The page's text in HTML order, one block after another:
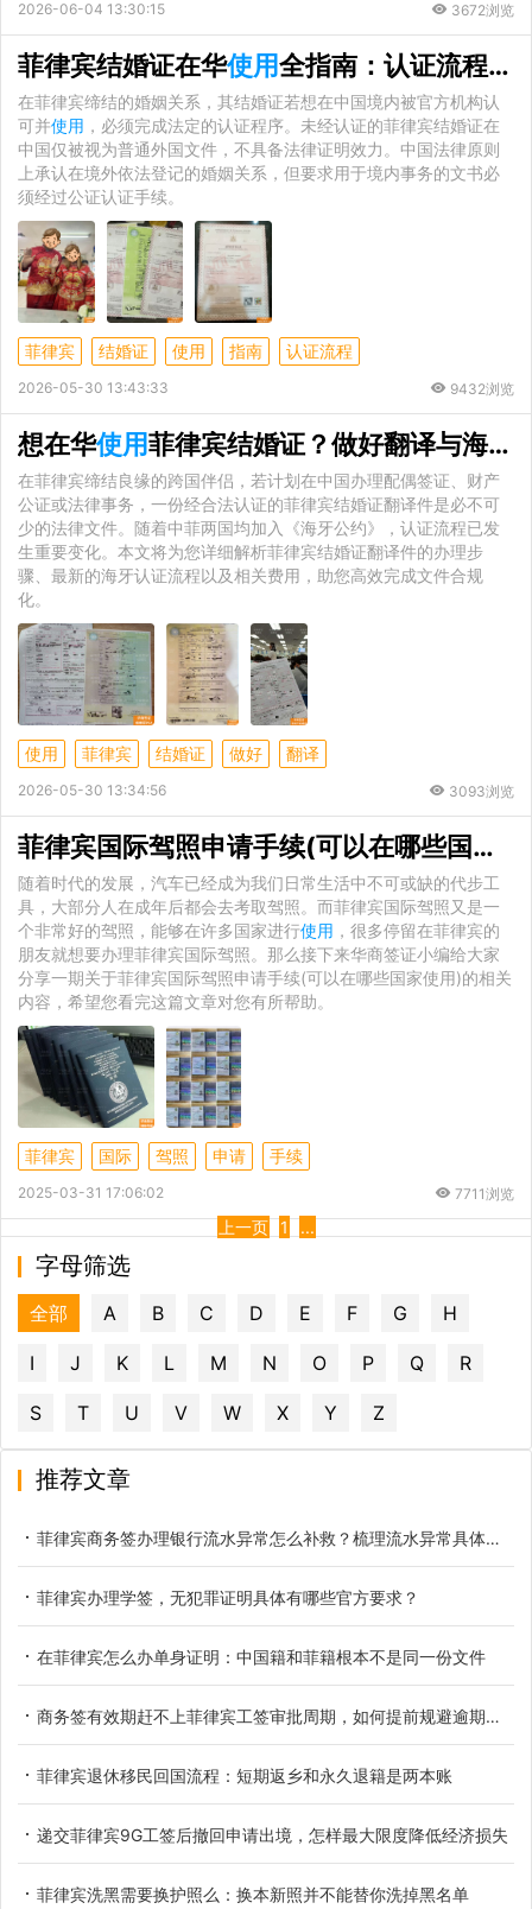
2026-06-04 13:30:15 3672浏览
菲律宾结婚证在华使用全指南：认证流程与五大核心应用场景详解
在菲律宾缔结的婚姻关系，其结婚证若想在中国境内被官方机构认
可并使用 ，必须完成法定的认证程序。未经认证的菲律宾结婚证在
中国仅被视为普通外国文件，不具备法律证明效力。中国法律原则
上承认在境外依法登记的婚姻关系，但要求用于境内事务的文书必
须经过公证认证手续。
菲律宾 结婚证 使用 指南 认证流程
2026-05-30 13:43:33 9432浏览
想在华使用菲律宾结婚证？做好翻译与海牙认证，避免无效办理
在菲律宾缔结良缘的跨国伴侣，若计划在中国办理配偶签证、财产
公证或法律事务，一份经合法认证的菲律宾结婚证翻译件是必不可
少的法律文件。随着中菲两国均加入《海牙公约》，认证流程已发
生重要变化。本文将为您详细解析菲律宾结婚证翻译件的办理步
骤、最新的海牙认证流程以及相关费用，助您高效完成文件合规
化。
使用 菲律宾 结婚证 做好 翻译
2026-05-30 13:34:56 3093浏览
菲律宾国际驾照申请手续(可以在哪些国家
随着时代的发展，汽车已经成为我们日常生活中不可或缺的代步工
具，大部分人在成年后都会去考取驾照。而菲律宾国际驾照又是一
个非常好的驾照，能够在许多国家进行使用 ，很多停留在菲律宾的
朋友就想要办理菲律宾国际驾照。那么接下来华商签证小编给大家
分享一期关于菲律宾国际驾照申请手续(可以在哪些国家使用)的相关
内容，希望您看完这篇文章对您有所帮助。
菲律宾 国际 驾照 申请 手续
2025-03-31 17:06:02 7711浏览
上一页 1 ...
字母筛选
全部 A B C D E F G H
I J K L M N O P Q R
S T U V W X Y Z
推荐文章
菲律宾商务签办理银行流水异常怎么补救？梳理流水异常具体类型
菲律宾办理学签，无犯罪证明具体有哪些官方要求？
在菲律宾怎么办单身证明：中国籍和菲籍根本不是同一份文件
商务签有效期赶不上菲律宾工签审批周期，如何提前规避逾期滞留
菲律宾退休移民回国流程：短期返乡和永久退籍是两本账
递交菲律宾9G工签后撤回申请出境，怎样最大限度降低经济损失
菲律宾洗黑需要换护照么：换本新照并不能替你洗掉黑名单